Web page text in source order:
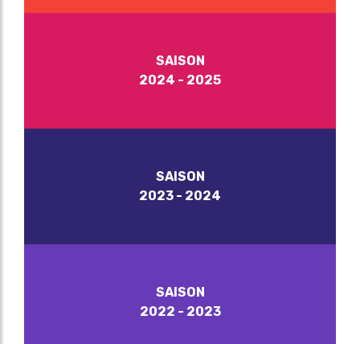
SAISON
2024 - 2025
SAISON
2023 - 2024
SAISON
2022 - 2023